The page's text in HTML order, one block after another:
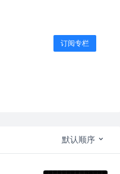
订阅专栏
默认顺序